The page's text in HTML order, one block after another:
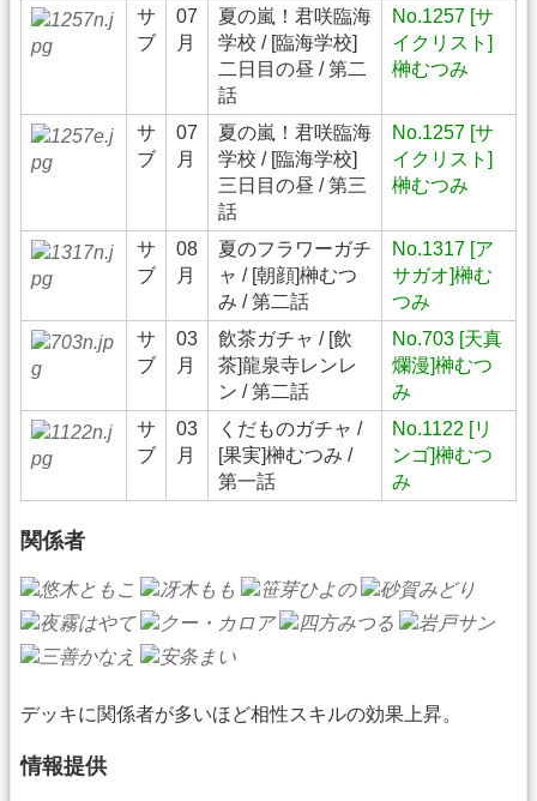
サ
ブ
07
月
夏の嵐！君咲臨海
学校 / [臨海学校]
二日目の昼 / 第二
話
No.1257 [サ
イクリスト]
榊むつみ
サ
ブ
07
月
夏の嵐！君咲臨海
学校 / [臨海学校]
三日目の昼 / 第三
話
No.1257 [サ
イクリスト]
榊むつみ
サ
ブ
08
月
夏のフラワーガチ
ャ / [朝顔]榊むつ
み / 第二話
No.1317 [ア
サガオ]榊む
つみ
サ
ブ
03
月
飲茶ガチャ / [飲
茶]龍泉寺レンレ
ン / 第二話
No.703 [天真
爛漫]榊むつ
み
サ
ブ
03
月
くだものガチャ /
[果実]榊むつみ /
第一話
No.1122 [リ
ンゴ]榊むつ
み
関係者
デッキに関係者が多いほど相性スキルの効果上昇。
情報提供